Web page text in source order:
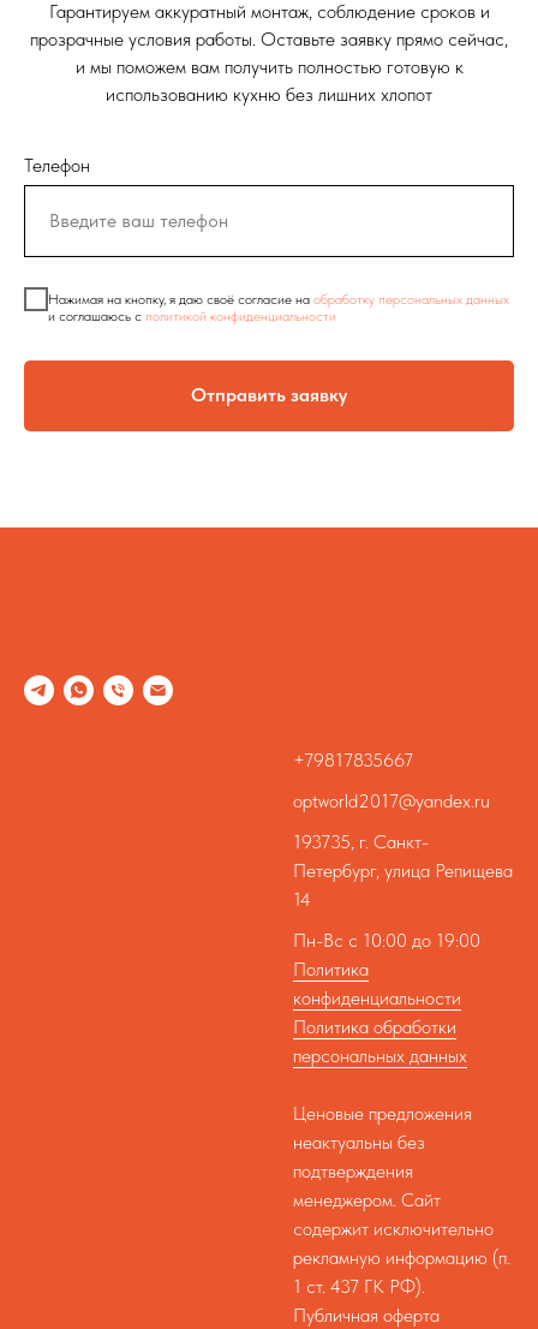
Гарантируем аккуратный монтаж, соблюдение сроков и
прозрачные условия работы. Оставьте заявку прямо сейчас,
и мы поможем вам получить полностью готовую к
использованию кухню без лишних хлопот
Телефон
Нажимая на кнопку, я даю своё согласие на обработку персональных данных
и соглашаюсь c политикой конфиденциальности
Отправить заявку
+79817835667
optworld2017@yandex.ru
193735, г. Санкт-
Петербург, улица Репищева
14
Пн-Вс с 10:00 до 19:00
Политика
конфиденциальности
Политика обработки
персональных данных
Ценовые предложения
неактуальны без
подтверждения
менеджером. Сайт
содержит исключительно
рекламную информацию (п.
1 ст. 437 ГК РФ).
Публичная оферта